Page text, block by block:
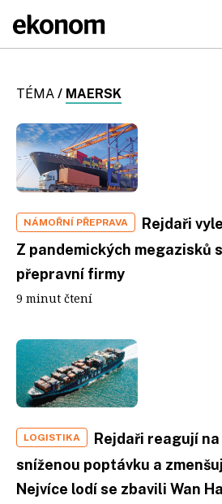
TÉMA / MAERSK
NÁMOŘNÍ PŘEPRAVA
Rejdaři
Z pandemických megazisků
přepravní firmy
9 minut čtení
LOGISTIKA
Rejdaři reagují
sníženou poptávku a
Nejvíce lodí se zbavili Wan